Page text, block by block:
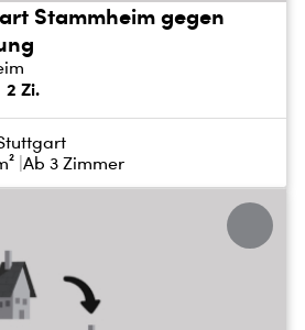
Stammheim gegen
2 Zi.
Ab 3 Zimmer